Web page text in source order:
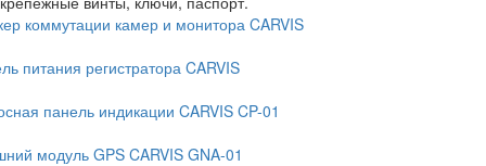
коммутации камер и монитора CARVIS
питания регистратора CARVIS
панель индикации CARVIS CP-01
модуль GPS CARVIS GNA-01